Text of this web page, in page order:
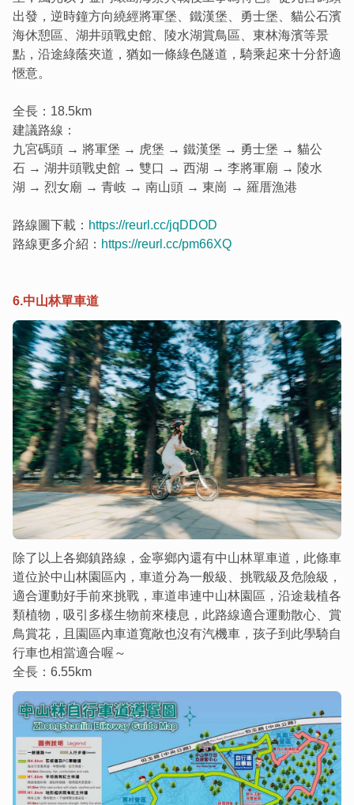
出發，逆時鐘方向繞經將軍堡、鐵漢堡、勇士堡、貓公石濱
海休憩區、湖井頭戰史館、陵水湖賞鳥區、東林海濱等景
點，沿途綠蔭夾道，猶如一條綠色隧道，騎乘起來十分舒適
愜意。
全長：18.5km
建議路線：
九宮碼頭 → 將軍堡 → 虎堡 → 鐵漢堡 → 勇士堡 → 貓公
石 → 湖井頭戰史館 → 雙口 → 西湖 → 李將軍廟 → 陵水
湖 → 烈女廟 → 青岐 → 南山頭 → 東崗 → 羅厝漁港
路線圖下載： https://reurl.cc/jqDDOD
路線更多介紹： https://reurl.cc/pm66XQ
6.中山林單車道
除了以上各鄉鎮路線，金寧鄉內還有中山林單車道，此條車
道位於中山林園區內，車道分為一般級、挑戰級及危險級，
適合運動好手前來挑戰，車道串連中山林園區，沿途栽植各
類植物，吸引多樣生物前來棲息，此路線適合運動散心、賞
鳥賞花，且園區內車道寬敞也沒有汽機車，孩子到此學騎自
行車也相當適合喔～
全長：6.55km